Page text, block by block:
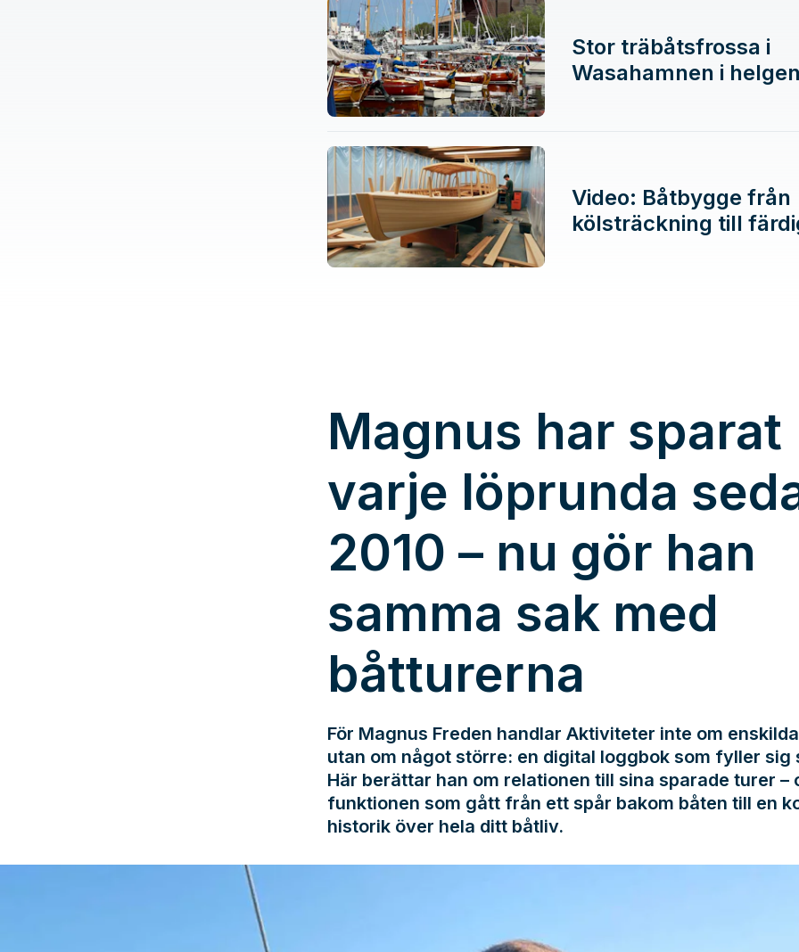
Stor träbåtsfrossa i
Wasahamnen i
Video: Båtbygge från
kölsträckning till
Magnus har sparat
varje löprunda
2010 – nu gör han
samma sak med
båtturerna
För Magnus Freden handlar Aktiviteter inte om
utan om något större: en digital loggbok som fyller sig
Här berättar han om relationen till sina sparade turer –
funktionen som gått från ett spår bakom båten till en
historik över hela ditt båtliv.